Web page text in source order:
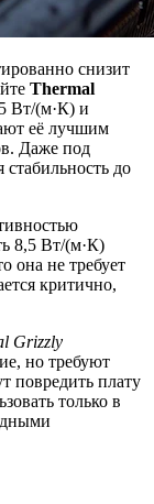
снизит
Thermal
Вт/(м·К) и
её лучшим
Даже под
стабильность до
8,5 Вт/(м·К)
она не требует
критично,
Grizzly
но требуют
повредить плату
только в